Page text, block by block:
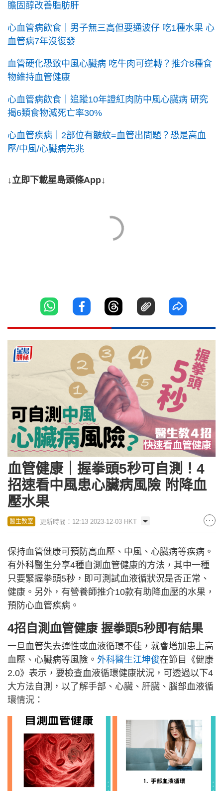
膽固醇改善脂肪肝
心血管病飲食｜男子無三高但要通波仔 吃1種水果 心
血管病7年沒復發
血管硬化恐致中風心臟病 吃牛肉可逆轉？推介8種食
物維持血管健康
心血管病飲食｜追蹤10年證紅肉防中風心臟病 研究
揭6類食物減死亡率30%
心血管疾病｜2部位有皺紋=血管出問題？恐是高血
壓/中風/心臟病先兆
↓立即下載星島頭條App↓
血管健康｜握拳頭5秒可自測！4
招速看中風患心臟病風險 附降血
壓水果
醫生教室 更新時間：12:13 2023-12-03 HKT
保持血管健康可預防高血壓、中風、心臟病等疾病。
有外科醫生分享4種自測血管健康的方法，其中一種
只要緊握拳頭5秒，即可測試血液循狀況是否正常、
健康。另外，有營養師推介10款有助降血壓的水果，
預防心血管疾病。
4招自測血管健康 握拳頭5秒即有結果
一旦血管失去彈性或血液循環不佳，就會增加患上高
血壓、心臟病等風險。 外科醫生江坤俊在節目《健康
2.0》表示，要檢查血液循環健康狀況，可透過以下4
大方法自測，以了解手部、心臟、肝臟、腦部血液循
環情況：